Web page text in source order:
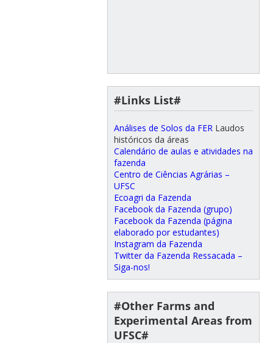
#Links List#
Análises de Solos da FER Laudos
históricos da áreas
Calendário de aulas e atividades na
fazenda
Centro de Ciências Agrárias –
UFSC
Ecoagri da Fazenda
Facebook da Fazenda (grupo)
Facebook da Fazenda (página
elaborado por estudantes)
Instagram da Fazenda
Twitter da Fazenda Ressacada –
Siga-nos!
#Other Farms and
Experimental Areas from
UFSC#